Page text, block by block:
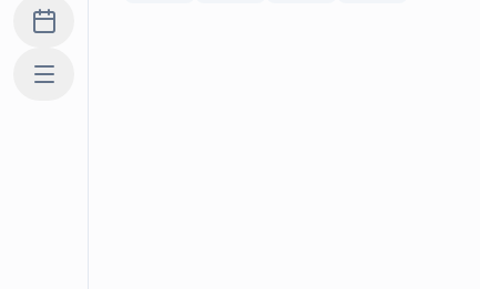
Madplan
Mere